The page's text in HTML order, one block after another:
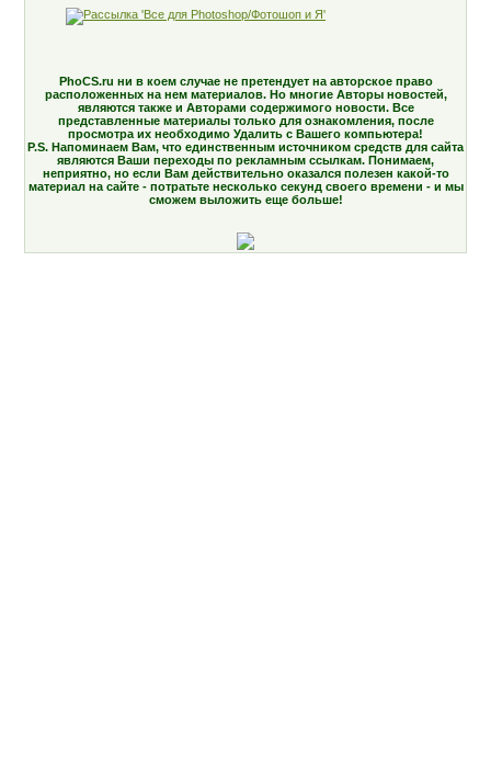
PhoCS.ru ни в коем случае не претендует на авторское право
расположенных на нем материалов. Но многие Авторы новостей,
являются также и Авторами содержимого новости. Все
представленные материалы только для ознакомления, после
просмотра их необходимо Удалить с Вашего компьютера!
P.S. Напоминаем Вам, что единственным источником средств для сайта
являются Ваши переходы по рекламным ссылкам. Понимаем,
неприятно, но если Вам действительно оказался полезен какой-то
материал на сайте - потратьте несколько секунд своего времени - и мы
сможем выложить еще больше!